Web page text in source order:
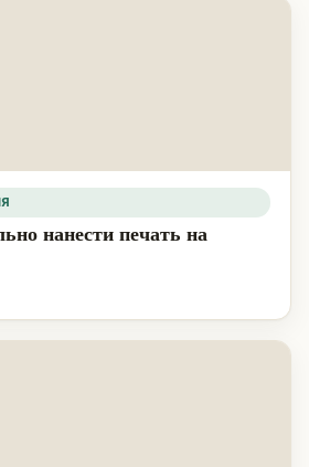
нанести печать на